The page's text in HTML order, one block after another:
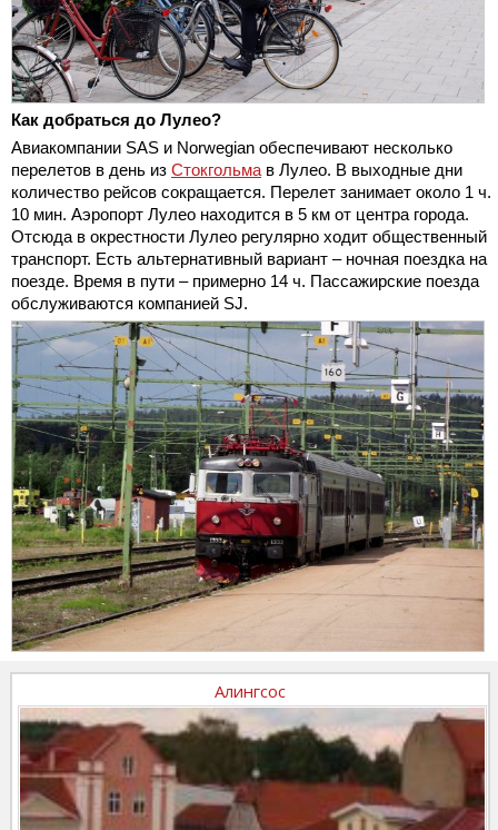
Как добраться до Лулео?
Авиакомпании SAS и Norwegian обеспечивают несколько
перелетов в день из Стокгольма в Лулео. В выходные дни
количество рейсов сокращается. Перелет занимает около 1 ч.
10 мин. Аэропорт Лулео находится в 5 км от центра города.
Отсюда в окрестности Лулео регулярно ходит общественный
транспорт. Есть альтернативный вариант – ночная поездка на
поезде. Время в пути – примерно 14 ч. Пассажирские поезда
обслуживаются компанией SJ.
Алингсос